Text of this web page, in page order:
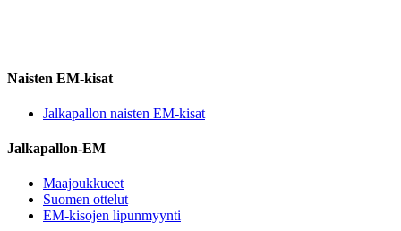
Naisten EM-kisat
Jalkapallon naisten EM-kisat
Jalkapallon-EM
Maajoukkueet
Suomen ottelut
EM-kisojen lipunmyynti